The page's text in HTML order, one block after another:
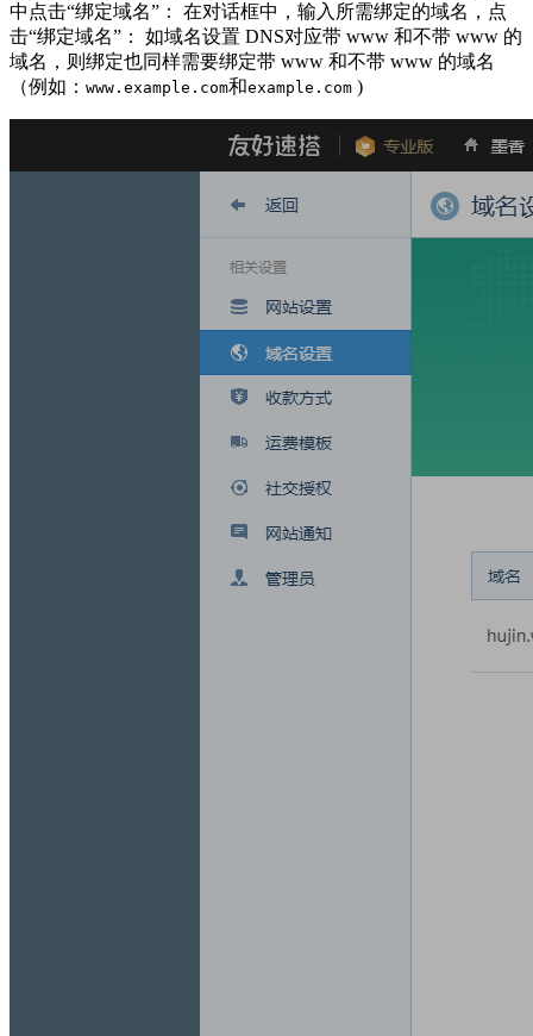
中点击“绑定域名”： 在对话框中，输入所需绑定的域名，点
击“绑定域名”： 如域名设置 DNS对应带 www 和不带 www 的
域名，则绑定也同样需要绑定带 www 和不带 www 的域名
（例如： www.example.com和example.com )